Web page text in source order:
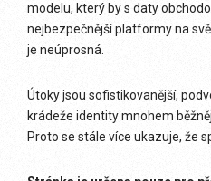
modelu, který by s daty
nejbezpečnější platformy na
je neúprosná.
Útoky jsou sofistikovanější,
krádeže identity mnohem
Proto se stále více ukazuje, že